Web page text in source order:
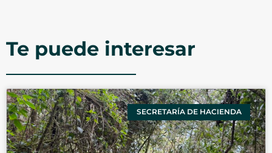
Te puede interesar
SECRETARÍA DE HACIENDA